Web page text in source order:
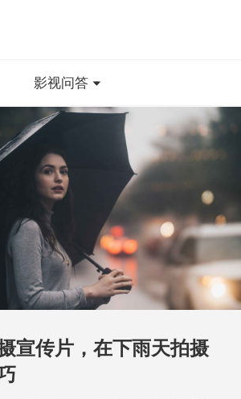
影视问答
宣传片，在下雨天拍摄